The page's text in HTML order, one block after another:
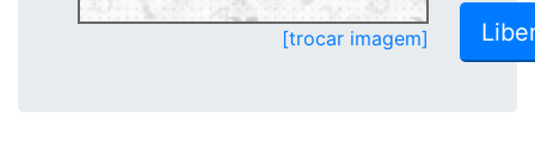
[trocar imagem]